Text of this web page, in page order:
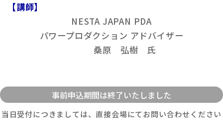
【講師】
NESTA JAPAN PDA
パワープロダクション アドバイザー
桑原 弘樹 氏
当日受付につきましては、直接会場にてお問い合わせください